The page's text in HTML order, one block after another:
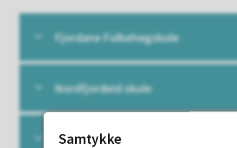
Fjordane Folkehøgskule
Nordfjordeid skule
Eid ungdomsskule
Samtykke